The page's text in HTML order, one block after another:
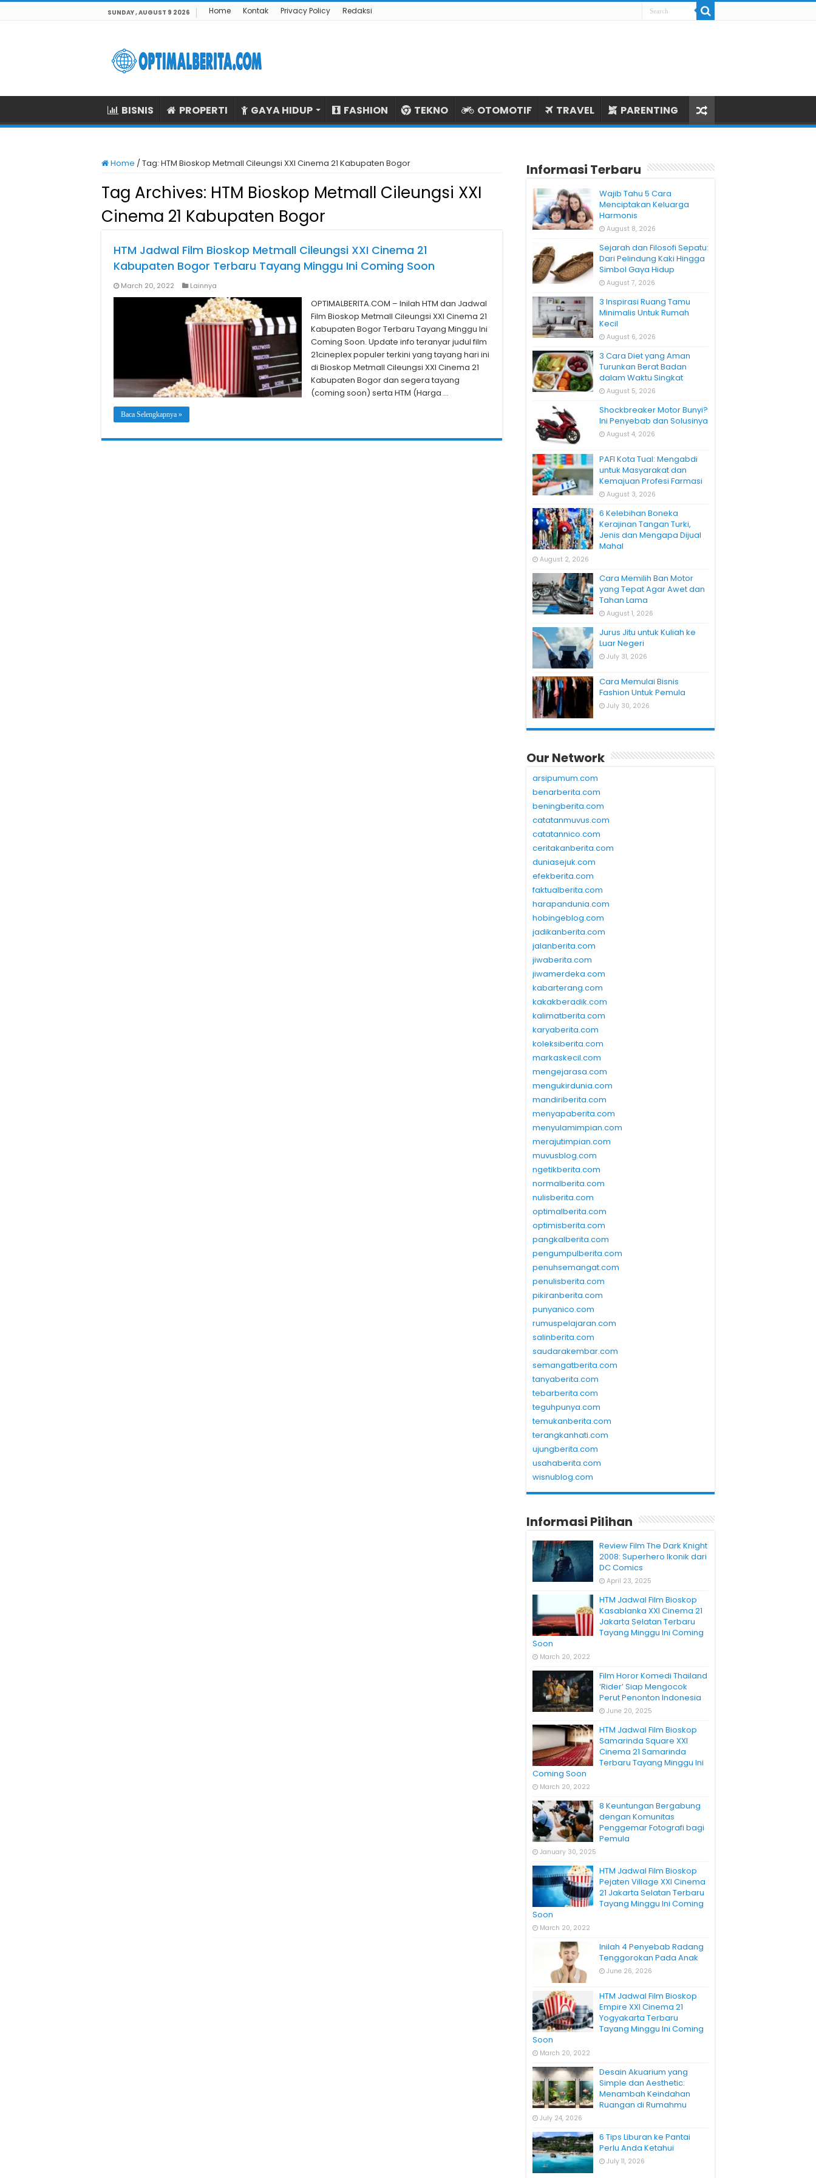
SUNDAY , AUGUST 9 2026 Home Kontak Privacy Policy Redaksi
BISNIS PROPERTI GAYA HIDUP FASHION TEKNO OTOMOTIF TRAVEL PARENTING
Home /Tag: HTM Bioskop Metmall Cileungsi XXI Cinema 21 Kabupaten Bogor
Tag Archives: HTM Bioskop Metmall Cileungsi XXI
Cinema 21 Kabupaten Bogor
HTM Jadwal Film Bioskop Metmall Cileungsi XXI Cinema 21
Kabupaten Bogor Terbaru Tayang Minggu Ini Coming Soon
March 20, 2022 Lainnya
OPTIMALBERITA.COM – Inilah HTM dan Jadwal
Film Bioskop Metmall Cileungsi XXI Cinema 21
Kabupaten Bogor Terbaru Tayang Minggu Ini
Coming Soon. Update info teranyar judul film
21cineplex populer terkini yang tayang hari ini
di Bioskop Metmall Cileungsi XXI Cinema 21
Kabupaten Bogor dan segera tayang
(coming soon) serta HTM (Harga …
Baca Selengkapnya »
Informasi Terbaru
Wajib Tahu 5 Cara
Menciptakan Keluarga
Harmonis
August 8, 2026
Sejarah dan Filosofi Sepatu:
Dari Pelindung Kaki Hingga
Simbol Gaya Hidup
August 7, 2026
3 Inspirasi Ruang Tamu
Minimalis Untuk Rumah
Kecil
August 6, 2026
3 Cara Diet yang Aman
Turunkan Berat Badan
dalam Waktu Singkat
August 5, 2026
Shockbreaker Motor Bunyi?
Ini Penyebab dan Solusinya
August 4, 2026
PAFI Kota Tual: Mengabdi
untuk Masyarakat dan
Kemajuan Profesi Farmasi
August 3, 2026
6 Kelebihan Boneka
Kerajinan Tangan Turki,
Jenis dan Mengapa Dijual
Mahal
August 2, 2026
Cara Memilih Ban Motor
yang Tepat Agar Awet dan
Tahan Lama
August 1, 2026
Jurus Jitu untuk Kuliah ke
Luar Negeri
July 31, 2026
Cara Memulai Bisnis
Fashion Untuk Pemula
July 30, 2026
Our Network
arsipumum.com
benarberita.com
beningberita.com
catatanmuvus.com
catatannico.com
ceritakanberita.com
duniasejuk.com
efekberita.com
faktualberita.com
harapandunia.com
hobingeblog.com
jadikanberita.com
jalanberita.com
jiwaberita.com
jiwamerdeka.com
kabarterang.com
kakakberadik.com
kalimatberita.com
karyaberita.com
koleksiberita.com
markaskecil.com
mengejarasa.com
mengukirdunia.com
mandiriberita.com
menyapaberita.com
menyulamimpian.com
merajutimpian.com
muvusblog.com
ngetikberita.com
normalberita.com
nulisberita.com
optimalberita.com
optimisberita.com
pangkalberita.com
pengumpulberita.com
penuhsemangat.com
penulisberita.com
pikiranberita.com
punyanico.com
rumuspelajaran.com
salinberita.com
saudarakembar.com
semangatberita.com
tanyaberita.com
tebarberita.com
teguhpunya.com
temukanberita.com
terangkanhati.com
ujungberita.com
usahaberita.com
wisnublog.com
Informasi Pilihan
Review Film The Dark Knight
2008: Superhero Ikonik dari
DC Comics
April 23, 2025
HTM Jadwal Film Bioskop
Kasablanka XXI Cinema 21
Jakarta Selatan Terbaru
Tayang Minggu Ini Coming
Soon
March 20, 2022
Film Horor Komedi Thailand
‘Rider’ Siap Mengocok
Perut Penonton Indonesia
June 20, 2025
HTM Jadwal Film Bioskop
Samarinda Square XXI
Cinema 21 Samarinda
Terbaru Tayang Minggu Ini
Coming Soon
March 20, 2022
8 Keuntungan Bergabung
dengan Komunitas
Penggemar Fotografi bagi
Pemula
January 30, 2025
HTM Jadwal Film Bioskop
Pejaten Village XXI Cinema
21 Jakarta Selatan Terbaru
Tayang Minggu Ini Coming
Soon
March 20, 2022
Inilah 4 Penyebab Radang
Tenggorokan Pada Anak
June 26, 2026
HTM Jadwal Film Bioskop
Empire XXI Cinema 21
Yogyakarta Terbaru
Tayang Minggu Ini Coming
Soon
March 20, 2022
Desain Akuarium yang
Simple dan Aesthetic:
Menambah Keindahan
Ruangan di Rumahmu
July 24, 2026
6 Tips Liburan ke Pantai
Perlu Anda Ketahui
July 11, 2026